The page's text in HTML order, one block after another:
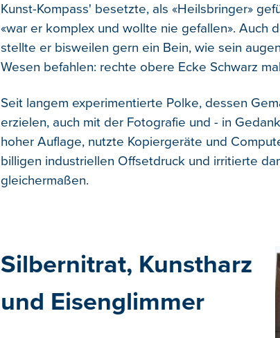
Kunst-Kompass' besetzte, als «Heilsbringer»
«war er komplex und wollte nie gefallen». Auch
stellte er bisweilen gern ein Bein, wie sein
Wesen befahlen: rechte obere Ecke Schwarz
Seit langem experimentierte Polke, dessen
erzielen, auch mit der Fotografie und - in
hoher Auflage, nutzte Kopiergeräte und
billigen industriellen Offsetdruck und irritierte
gleichermaßen.
Silbernitrat, Kunstharz
und Eisenglimmer